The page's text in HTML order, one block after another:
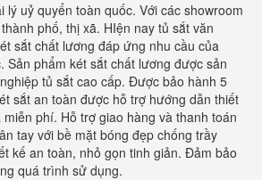
lý uỷ quyển toàn quốc. Với các showroom
phố, thị xã. HIện nay tủ sắt văn
sắt chất lương đáp ứng nhu cầu của
Sản phẩm két sắt chất lương được sản
tủ sắt cao cấp. Được bảo hành 5
sắt an toàn được hỗ trợ hướng dẫn thiết
phí. Hỗ trợ giao hàng và thanh toán
tay với bề mặt bóng đẹp chống trầy
kế an toàn, nhỏ gọn tinh giản. Đảm bảo
quá trình sử dụng.